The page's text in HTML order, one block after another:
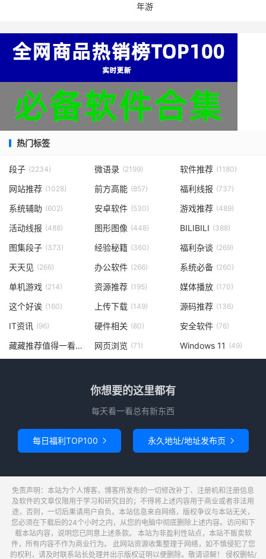
年游
热门标签
段子 (2234) 微语录 (2199) 软件推荐 (1180)
网站推荐 (1028) 前方高能 (857) 福利线报 (737)
系统辅助 (602) 安卓软件 (530) 游戏推荐 (489)
活动线报 (488) 图形图像 (448) BILIBILI (388)
图集段子 (373) 经验秘籍 (360) 福利杂谈 (269)
天天见 (266) 办公软件 (266) 系统必备 (260)
单机游戏 (214) 资源推荐 (195) 媒体播放 (170)
这个好诶 (160) 上传下载 (149) 源码推荐 (136)
IT资讯 (96) 硬件相关 (80) 安全软件 (76)
藏藏推荐值得一看(73) 网页浏览 (71) Windows 11 (49)
你想要的这里都有
每天看一看总有新东西
每日福利TOP100  永久地址/地址发布页 
免责声明：本站为个人博客，博客所发布的一切修改补丁、注册机和注册信息
及软件的文章仅限用于学习和研究目的；不得将上述内容用于商业或者非法用
途，否则，一切后果请用户自负。本站信息来自网络，版权争议与本站无关，
您必须在下载后的24个小时之内，从您的电脑中彻底删除上述内容。访问和下
载本站内容，说明您已同意上述条款。 本站为非盈利性站点，本站不贩卖软
件，所有内容不作为商业行为。 此网站资源收集整理于网络，如不慎侵犯了您
的权利，请及时联系站长处理并出示版权证明以便删除。敬请谅解！ 侵权删帖/